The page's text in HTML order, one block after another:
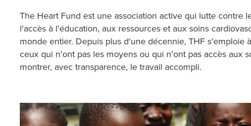
The Heart Fund est une association active qui lutte contre
l'accès à l'éducation, aux ressources et aux soins
monde entier. Depuis plus d'une décennie, THF
ceux qui n'ont pas les moyens ou qui n'ont pas accès aux
montrer, avec transparence, le travail accompli.